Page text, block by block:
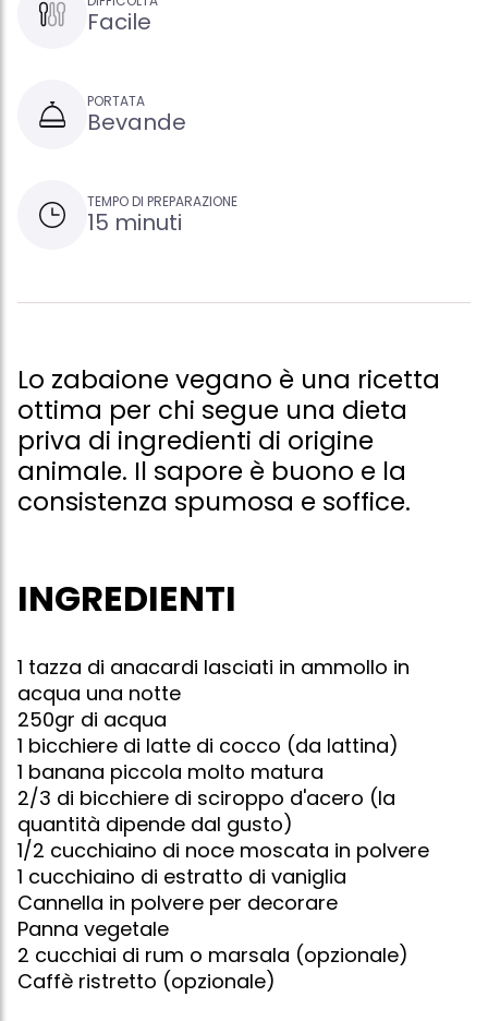
Facile
PORTATA
Bevande
TEMPO DI PREPARAZIONE
15 minuti
Lo zabaione vegano è una ricetta
ottima per chi segue una dieta
priva di ingredienti di origine
animale. Il sapore è buono e la
consistenza spumosa e soffice.
INGREDIENTI
1 tazza di anacardi lasciati in ammollo in
acqua una notte
250gr di acqua
1 bicchiere di latte di cocco (da lattina)
1 banana piccola molto matura
2/3 di bicchiere di sciroppo d'acero (la
quantità dipende dal gusto)
1/2 cucchiaino di noce moscata in polvere
1 cucchiaino di estratto di vaniglia
Cannella in polvere per decorare
Panna vegetale
2 cucchiai di rum o marsala (opzionale)
Caffè ristretto (opzionale)